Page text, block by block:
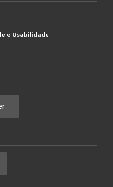
e Usabilidade